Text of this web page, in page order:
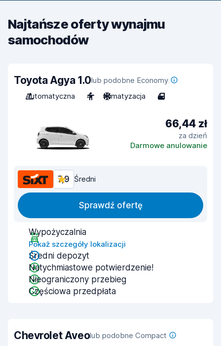
Najtańsze oferty wynajmu
samochodów
Toyota Agya 1.0lub podobne Economy
Automatyczna
4 Klimatyzacja 4
66,44 zł
za dzień
Darmowe anulowanie
7,9 Średni
Sprawdź ofertę
Wypożyczalnia
Pokaż szczegóły lokalizacji
Średni depozyt
Natychmiastowe potwierdzenie!
Nieograniczony przebieg
Częściowa przedpłata
Chevrolet Aveolub podobne Compact